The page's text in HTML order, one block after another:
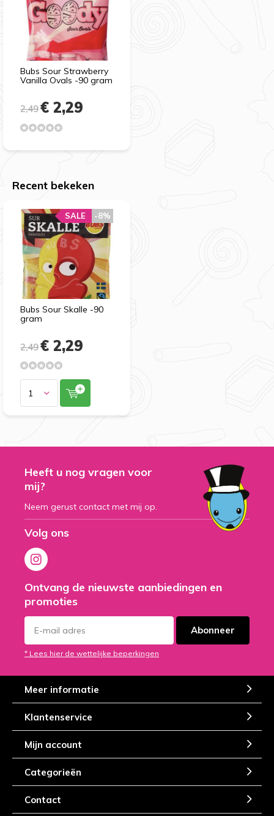
Bubs Sour Strawberry
Vanilla Ovals -90 gram
2,49€ 2,29
Recent bekeken
Bubs Sour Skalle -90
gram
-8%
SALE
2,49€ 2,29
Heeft u nog vragen voor
mij?
Neem gerust contact met mij op.
Volg ons
Ontvang de nieuwste aanbiedingen en
promoties
Abonneer
* Lees hier de wettelijke beperkingen
Meer informatie
Klantenservice
Mijn account
Categorieën
Contact